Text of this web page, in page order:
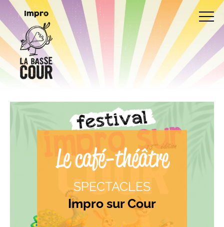
Impro
Le café-théâtre
SPECTACLES
Impro sur Cour